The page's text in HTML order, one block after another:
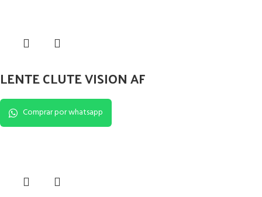
LENTE CLUTE VISION AF
Comprar por whatsapp